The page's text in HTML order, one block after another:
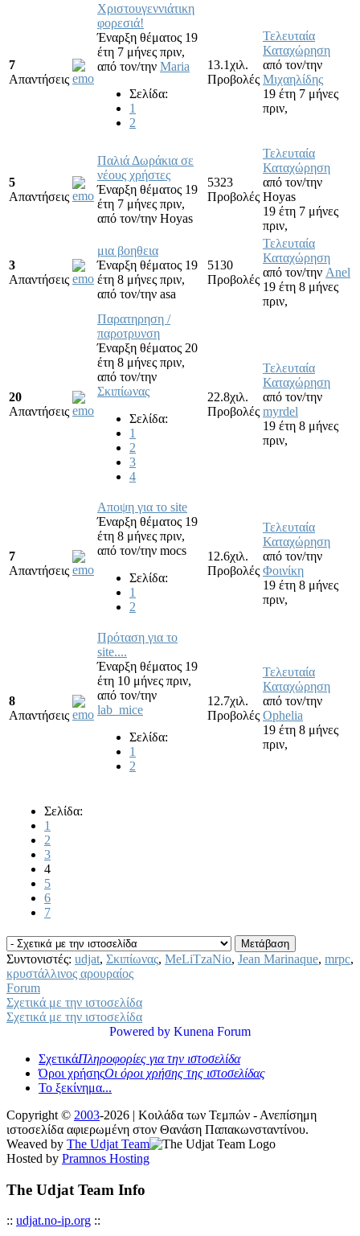
7
Απαντήσεις
Χριστουγεννιάτικη
φορεσιά!
Έναρξη θέματος 19
έτη 7 μήνες πριν,
από τον/την Maria
Σελίδα:
1
2
13.1χιλ.
Προβολές
Τελευταία
Καταχώρηση
από τον/την
Μιχαηλίδης
19 έτη 7 μήνες
πριν,
5
Απαντήσεις
Παλιά Δωράκια σε
νέους χρήστες
Έναρξη θέματος 19
έτη 7 μήνες πριν,
από τον/την Hoyas
5323
Προβολές
Τελευταία
Καταχώρηση
από τον/την
Hoyas
19 έτη 7 μήνες
πριν,
3
Απαντήσεις
μια βοηθεια
Έναρξη θέματος 19
έτη 8 μήνες πριν,
από τον/την asa
5130
Προβολές
Τελευταία
Καταχώρηση
από τον/την Anel
19 έτη 8 μήνες
πριν,
20
Απαντήσεις
Παρατηρηση /
παροτρυνση
Έναρξη θέματος 20
έτη 8 μήνες πριν,
από τον/την
Σκιπίωνας
Σελίδα:
1
2
3
4
22.8χιλ.
Προβολές
Τελευταία
Καταχώρηση
από τον/την
myrdel
19 έτη 8 μήνες
πριν,
7
Απαντήσεις
Αποψη για το site
Έναρξη θέματος 19
έτη 8 μήνες πριν,
από τον/την mocs
Σελίδα:
1
2
12.6χιλ.
Προβολές
Τελευταία
Καταχώρηση
από τον/την
Φοινίκη
19 έτη 8 μήνες
πριν,
8
Απαντήσεις
Πρόταση για το
site....
Έναρξη θέματος 19
έτη 10 μήνες πριν,
από τον/την
lab_mice
Σελίδα:
1
2
12.7χιλ.
Προβολές
Τελευταία
Καταχώρηση
από τον/την
Ophelia
19 έτη 8 μήνες
πριν,
Σελίδα:
1
2
3
4
5
6
7
Συντονιστές: udjat, Σκιπίωνας, MeLiTzaNio, Jean Marinaque, mrpc,
κρυστάλλινος αρουραίος
Forum
Σχετικά με την ιστοσελίδα
Σχετικά με την ιστοσελίδα
Powered by Kunena Forum
ΣχετικάΠληροφορίες για την ιστοσελίδα
Όροι χρήσηςΟι όροι χρήσης της ιστοσελίδας
Το ξεκίνημα...
Copyright © 2003-2026 | Κοιλάδα των Τεμπών - Ανεπίσημη
ιστοσελίδα αφιερωμένη στον Θανάση Παπακωνσταντίνου.
Weaved by The Udjat Team
Hosted by Pramnos Hosting
The Udjat Team Info
:: udjat.no-ip.org ::